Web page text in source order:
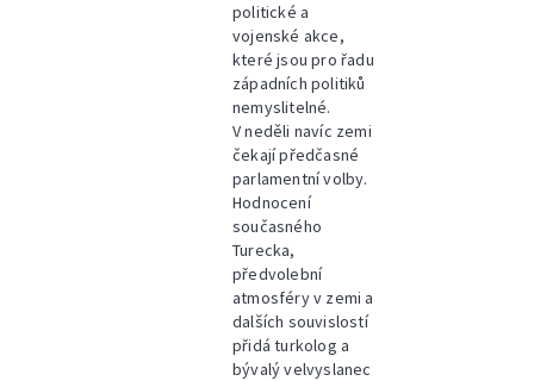
politické a
vojenské akce,
které jsou pro řadu
západních politiků
nemyslitelné.
V neděli navíc zemi
čekají předčasné
parlamentní volby.
Hodnocení
současného
Turecka,
předvolební
atmosféry v zemi a
dalších souvislostí
přidá turkolog a
bývalý velvyslanec